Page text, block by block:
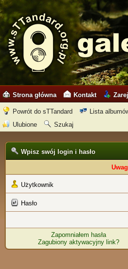
Strona główna Kontakt
Powrót do sTTandard Lista
Ulubione
Szukaj
Wpisz swój login i hasło
Użytkownik
Hasło
Zapomniałem hasła
Zagubiony aktywacyjny link?